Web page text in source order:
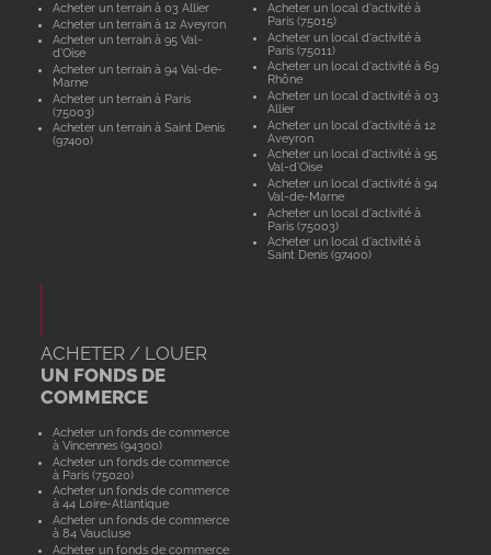
Acheter un terrain à 03 Allier
Acheter un terrain à 12 Aveyron
Acheter un terrain à 95 Val-
d'Oise
Acheter un terrain à 94 Val-de-
Marne
Acheter un terrain à Paris
(75003)
Acheter un terrain à Saint Denis
(97400)
Acheter un local d'activité à
Paris (75015)
Acheter un local d'activité à
Paris (75011)
Acheter un local d'activité à 69
Rhône
Acheter un local d'activité à 03
Allier
Acheter un local d'activité à 12
Aveyron
Acheter un local d'activité à 95
Val-d'Oise
Acheter un local d'activité à 94
Val-de-Marne
Acheter un local d'activité à
Paris (75003)
Acheter un local d'activité à
Saint Denis (97400)
ACHETER / LOUER
UN FONDS DE
COMMERCE
Acheter un fonds de commerce
à Vincennes (94300)
Acheter un fonds de commerce
à Paris (75020)
Acheter un fonds de commerce
à 44 Loire-Atlantique
Acheter un fonds de commerce
à 84 Vaucluse
Acheter un fonds de commerce